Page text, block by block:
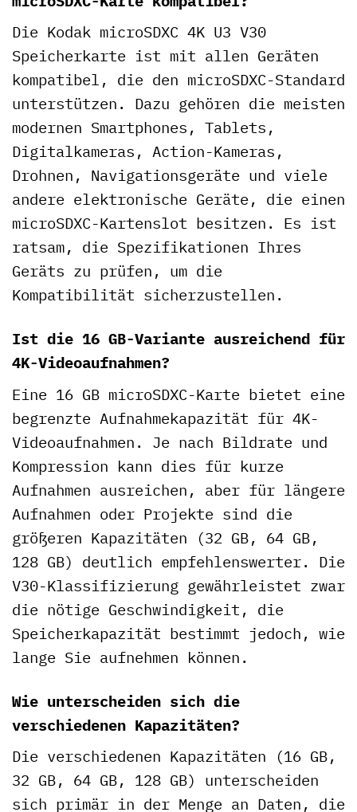
Die Kodak microSDXC 4K U3 V30
Speicherkarte ist mit allen Geräten
kompatibel, die den microSDXC-Standard
unterstützen. Dazu gehören die meisten
modernen Smartphones, Tablets,
Digitalkameras, Action-Kameras,
Drohnen, Navigationsgeräte und viele
andere elektronische Geräte, die einen
microSDXC-Kartenslot besitzen. Es ist
ratsam, die Spezifikationen Ihres
Geräts zu prüfen, um die
Kompatibilität sicherzustellen.
Ist die 16 GB-Variante ausreichend für
4K-Videoaufnahmen?
Eine 16 GB microSDXC-Karte bietet eine
begrenzte Aufnahmekapazität für 4K-
Videoaufnahmen. Je nach Bildrate und
Kompression kann dies für kurze
Aufnahmen ausreichen, aber für längere
Aufnahmen oder Projekte sind die
größeren Kapazitäten (32 GB, 64 GB,
128 GB) deutlich empfehlenswerter. Die
V30-Klassifizierung gewährleistet zwar
die nötige Geschwindigkeit, die
Speicherkapazität bestimmt jedoch, wie
lange Sie aufnehmen können.
Wie unterscheiden sich die
verschiedenen Kapazitäten?
Die verschiedenen Kapazitäten (16 GB,
32 GB, 64 GB, 128 GB) unterscheiden
sich primär in der Menge an Daten, die